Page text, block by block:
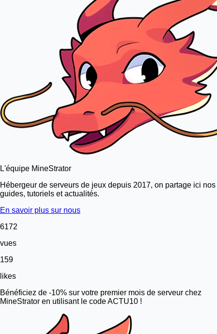
L'équipe MineStrator
Hébergeur de serveurs de jeux depuis 2017, on partage ici nos
guides, tutoriels et actualités.
En savoir plus sur nous
6172
vues
159
likes
Bénéficiez de -10% sur votre premier mois de serveur chez
MineStrator en utilisant le code ACTU10 !